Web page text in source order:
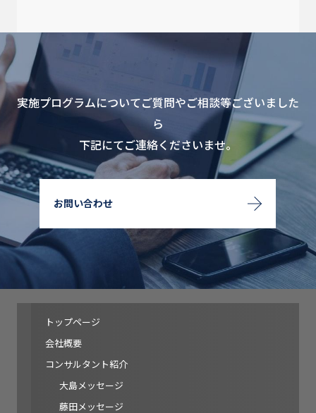
実施プログラムについてご質問やご相談等ございました
ら
下記にてご連絡くださいませ。
お問い合わせ
トップページ
会社概要
コンサルタント紹介
大島メッセージ
藤田メッセージ